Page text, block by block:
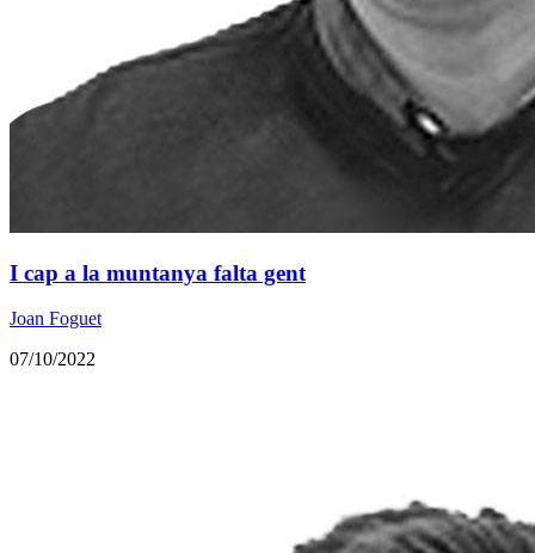
I cap a la muntanya falta gent
Joan Foguet
07/10/2022